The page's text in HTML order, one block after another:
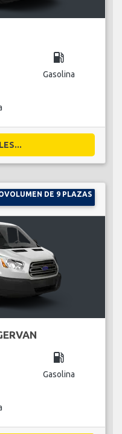
local_gas_station
Gasolina
DE 9 PLAZAS
local_gas_station
Gasolina